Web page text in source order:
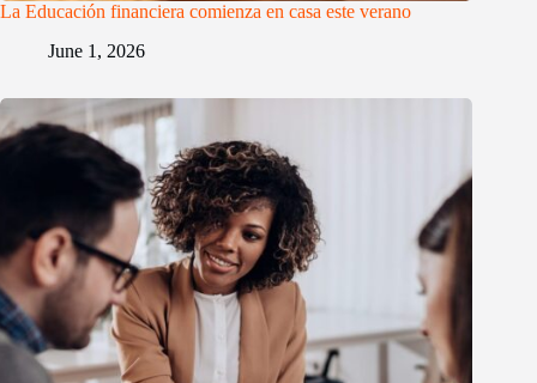
La Educación financiera comienza en casa este verano
June 1, 2026